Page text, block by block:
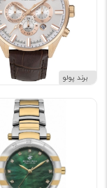
برند پولو